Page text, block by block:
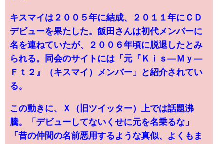
キスマイは２００５年に結成、２０１１年にＣＤ
デビューを果たした。飯田さんは初代メンバーに
名を連ねていたが、２００６年頃に脱退したとみ
られる。同会のサイトには「元『Ｋｉｓ―Ｍｙ―
Ｆｔ２』（キスマイ）メンバー」と紹介されてい
る。
この動きに、Ｘ（旧ツイッター）上では話題沸
騰。「デビューしてないくせに元を名乗るな」
「昔の仲間の名前悪用するような真似、よくもま